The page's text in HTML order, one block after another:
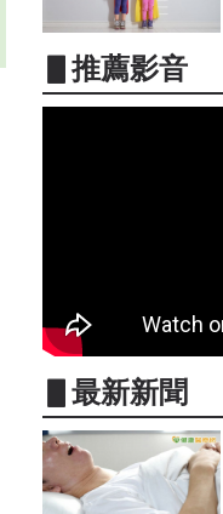
▋推薦影音
▋最新新聞